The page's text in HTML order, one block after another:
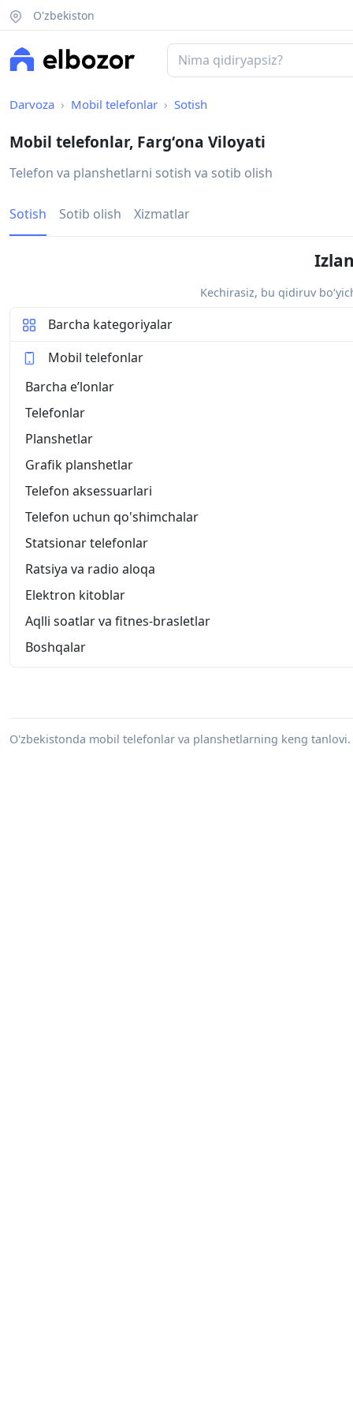
O'zbekiston
Darvoza Mobil telefonlar Sotish
Mobil telefonlar, Fargʻona Viloyati
Telefon va planshetlarni sotish va sotib olish
Sotish Sotib olish Xizmatlar
Kechirasiz, bu qidiruv
Barcha kategoriyalar
Mobil telefonlar
Barcha eʼlonlar
Telefonlar
Planshetlar
Grafik planshetlar
Telefon aksessuarlari
Telefon uchun qo'shimchalar
Statsionar telefonlar
Ratsiya va radio aloqa
Elektron kitoblar
Aqlli soatlar va fitnes-brasletlar
Boshqalar
O'zbekistonda mobil telefonlar va planshetlarning keng